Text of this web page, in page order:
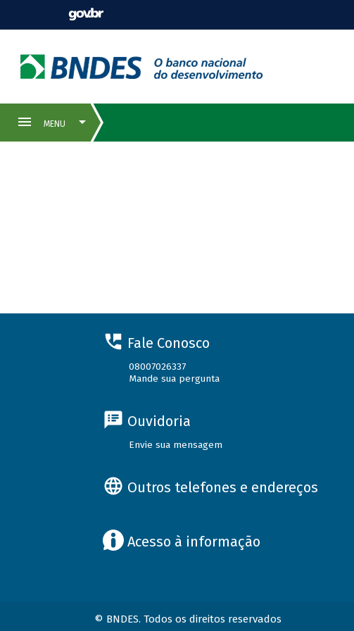
Fale Conosco
08007026337
Mande sua pergunta
Ouvidoria
Envie sua mensagem
Outros telefones e endereços
Acesso à informação
© BNDES. Todos os direitos reservados